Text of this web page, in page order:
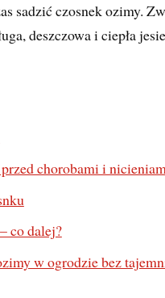
sadzić czosnek ozimy.
deszczowa i ciepła
chorobami i
co dalej?
w ogrodzie bez